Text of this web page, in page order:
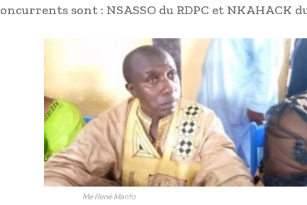
sont : NSASSO du RDPC et NKAHACK
Me René Manfo